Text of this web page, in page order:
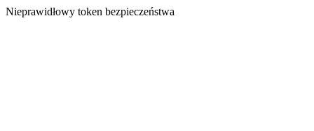
Nieprawidłowy token bezpieczeństwa